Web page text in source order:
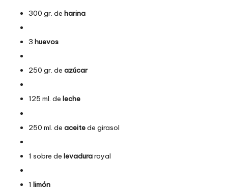
300 gr. de harina
3 huevos
250 gr. de azúcar
125 ml. de leche
250 ml. de aceitede girasol
1 sobre de levaduraroyal
1 limón